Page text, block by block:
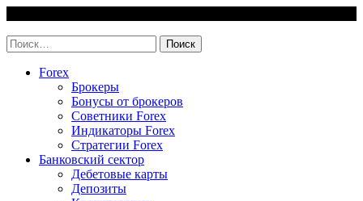
content
Найти:
Forex
Брокеры
Бонусы от брокеров
Советники Forex
Индикаторы Forex
Стратегии Forex
Банковский сектор
Дебетовые карты
Депозиты